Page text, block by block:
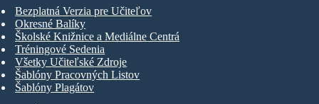
Bezplatná Verzia pre Učiteľov
Okresné Balíky
Školské Knižnice a Mediálne Centrá
Tréningové Sedenia
Všetky Učiteľské Zdroje
Šablóny Pracovných Listov
Šablóny Plagátov